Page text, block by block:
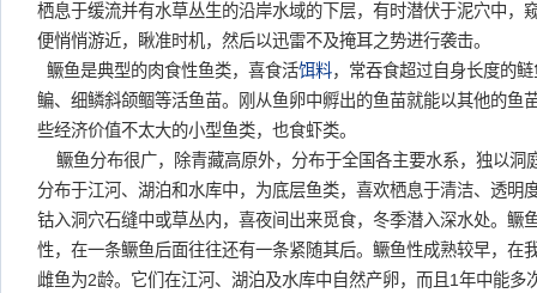
栖息于缓流并有水草丛生的沿岸水域的下层，有时潜伏于泥穴中，
便悄悄游近，瞅准时机，然后以迅雷不及掩耳之势进行袭击。
鳜鱼是典型的肉食性鱼类，喜食活饵料，常吞食超过自身长度的
鳊、细鳞斜颌鲴等活鱼苗。刚从鱼卵中孵出的鱼苗就能以其他的鱼
些经济价值不太大的小型鱼类，也食虾类。
鳜鱼分布很广，除青藏高原外，分布于全国各主要水系，独以洞
分布于江河、湖泊和水库中，为底层鱼类，喜欢栖息于清洁、透明
钴入洞穴石缝中或草丛内，喜夜间出来觅食，冬季潜入深水处。鳜
性，在一条鳜鱼后面往往还有一条紧随其后。鳜鱼性成熟较早，在
雌鱼为2龄。它们在江河、湖泊及水库中自然产卵，而且1年中能多